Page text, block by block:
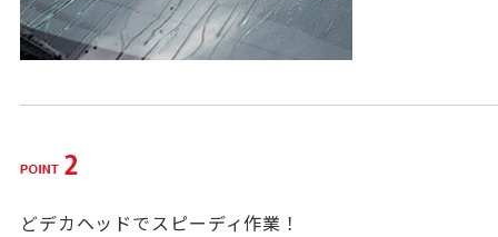
どデカヘッドでスピーディ作業！